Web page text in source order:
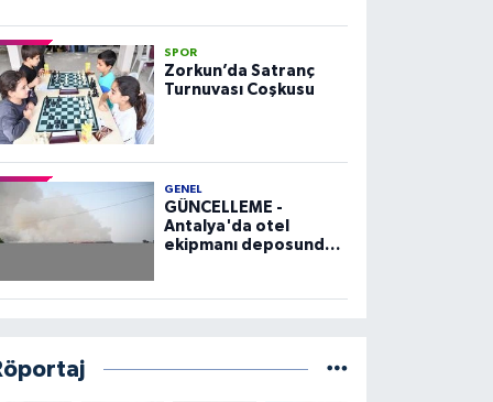
SPOR
Zorkun’da Satranç
Turnuvası Coşkusu
GENEL
GÜNCELLEME -
Antalya'da otel
ekipmanı deposunda